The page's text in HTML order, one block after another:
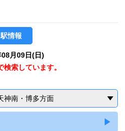
駅情報
月09日(日)
検索しています。
南・博多方面